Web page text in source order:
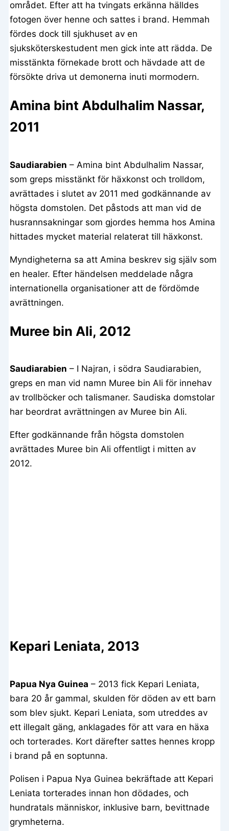
området. Efter att ha tvingats erkänna hälldes
fotogen över henne och sattes i brand. Hemmah
fördes dock till sjukhuset av en
sjuksköterskestudent men gick inte att rädda. De
misstänkta förnekade brott och hävdade att de
försökte driva ut demonerna inuti mormodern.
Amina bint Abdulhalim Nassar,
2011
Saudiarabien – Amina bint Abdulhalim Nassar,
som greps misstänkt för häxkonst och trolldom,
avrättades i slutet av 2011 med godkännande av
högsta domstolen. Det påstods att man vid de
husrannsakningar som gjordes hemma hos Amina
hittades mycket material relaterat till häxkonst.
Myndigheterna sa att Amina beskrev sig själv som
en healer. Efter händelsen meddelade några
internationella organisationer att de fördömde
avrättningen.
Muree bin Ali, 2012
Saudiarabien – I Najran, i södra Saudiarabien,
greps en man vid namn Muree bin Ali för innehav
av trollböcker och talismaner. Saudiska domstolar
har beordrat avrättningen av Muree bin Ali.
Efter godkännande från högsta domstolen
avrättades Muree bin Ali offentligt i mitten av
2012.
Kepari Leniata, 2013
Papua Nya Guinea – 2013 fick Kepari Leniata,
bara 20 år gammal, skulden för döden av ett barn
som blev sjukt. Kepari Leniata, som utreddes av
ett illegalt gäng, anklagades för att vara en häxa
och torterades. Kort därefter sattes hennes kropp
i brand på en soptunna.
Polisen i Papua Nya Guinea bekräftade att Kepari
Leniata torterades innan hon dödades, och
hundratals människor, inklusive barn, bevittnade
grymheterna.